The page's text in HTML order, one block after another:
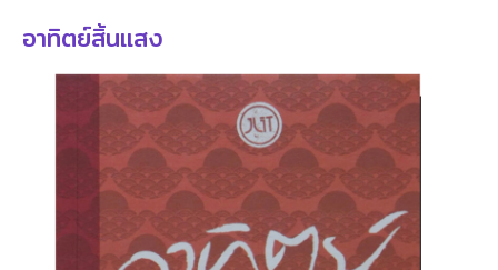
อาทิตย์สิ้นแสง